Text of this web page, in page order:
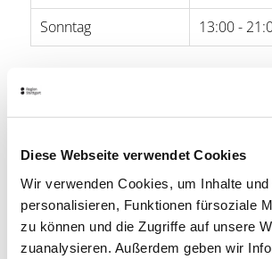
Diese Webseite verwendet Cookies
Wir verwenden Cookies, um Inhalte
personalisieren, Funktionen fürsoziale
zu können und die Zugriffe auf unsere
zuanalysieren. Außerdem geben wir
Sonntag
13:00 -
Lage & Kontakt
Perbacco
Tübinger Str. 41
70178 Stuttgart
Telefon:
0711/99 79 00 97
Website:www.perbacco.de